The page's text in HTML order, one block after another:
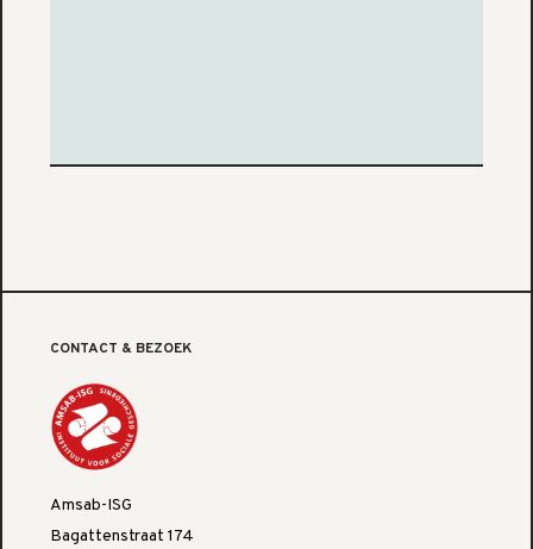
CONTACT & BEZOEK
Amsab-ISG
Bagattenstraat 174